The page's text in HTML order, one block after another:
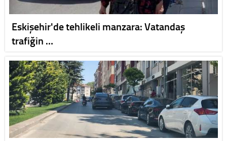
Eskişehir'de tehlikeli manzara: Vatandaş
trafiğin …